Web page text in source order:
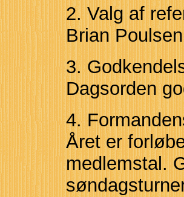
2. Valg af
Brian
3.
Dagsorden
4.
Året er
medlemstal.